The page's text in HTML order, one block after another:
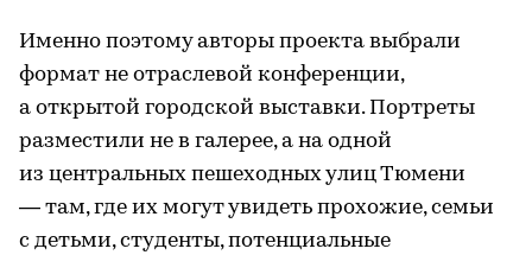
Именно поэтому авторы проекта выбрали
формат не отраслевой конференции,
а открытой городской выставки. Портреты
разместили не в галерее, а на одной
из центральных пешеходных улиц Тюмени
— там, где их могут увидеть прохожие, семьи
с детьми, студенты, потенциальные